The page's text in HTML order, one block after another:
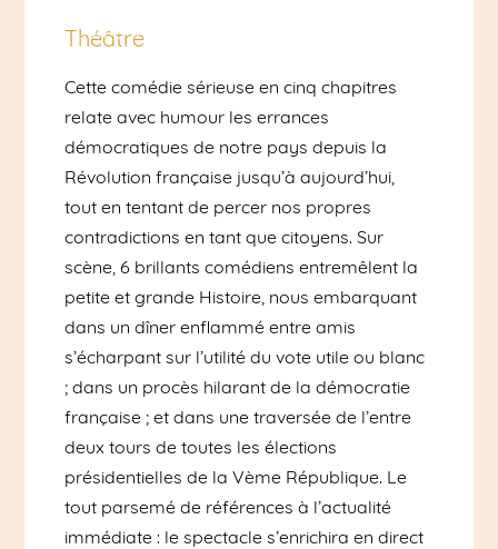
Durée : 2h | 10€
Théâtre
Cette comédie sérieuse en cinq chapitres
relate avec humour les errances
démocratiques de notre pays depuis la
Révolution française jusqu’à aujourd’hui,
tout en tentant de percer nos propres
contradictions en tant que citoyens. Sur
scène, 6 brillants comédiens entremêlent la
petite et grande Histoire, nous embarquant
dans un dîner enflammé entre amis
s’écharpant sur l’utilité du vote utile ou blanc
; dans un procès hilarant de la démocratie
française ; et dans une traversée de l’entre
deux tours de toutes les élections
présidentielles de la Vème République. Le
tout parsemé de références à l’actualité
immédiate : le spectacle s’enrichira en direct